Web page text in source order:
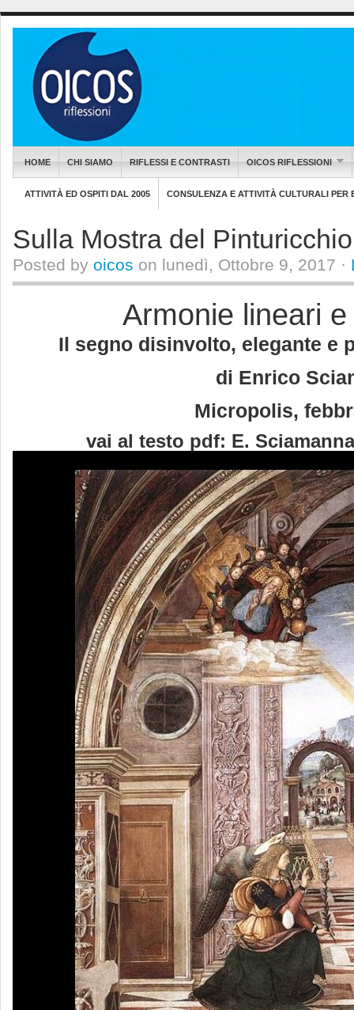
HOME CHI SIAMO RIFLESSI E CONTRASTI OICOS RIFLESSIONI
ATTIVITÀ ED OSPITI DAL 2005 CONSULENZA E ATTIVITÀ CULTURALI PER
Sulla Mostra del
Posted by oicos on lunedì, Ottobre 9, 2017 ·
Armonie lineari
Il segno disinvolto, elegante e
di Enrico
Micropolis,
vai al testo pdf: E.